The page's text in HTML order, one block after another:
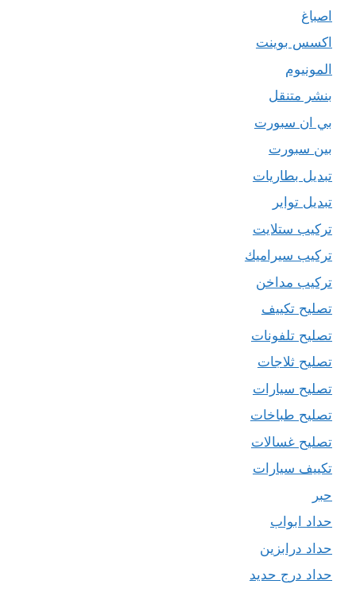
اصباغ
اكسس بوينت
المونيوم
بنشر متنقل
بي ان سبورت
بين سبورت
تبديل بطاريات
تبديل تواير
تركيب ستلايت
تركيب سيراميك
تركيب مداخن
تصليح تكييف
تصليح تلفونات
تصليح ثلاجات
تصليح سيارات
تصليح طباخات
تصليح غسالات
تكييف سيارات
حبر
حداد ابواب
حداد درابزين
حداد درج حديد